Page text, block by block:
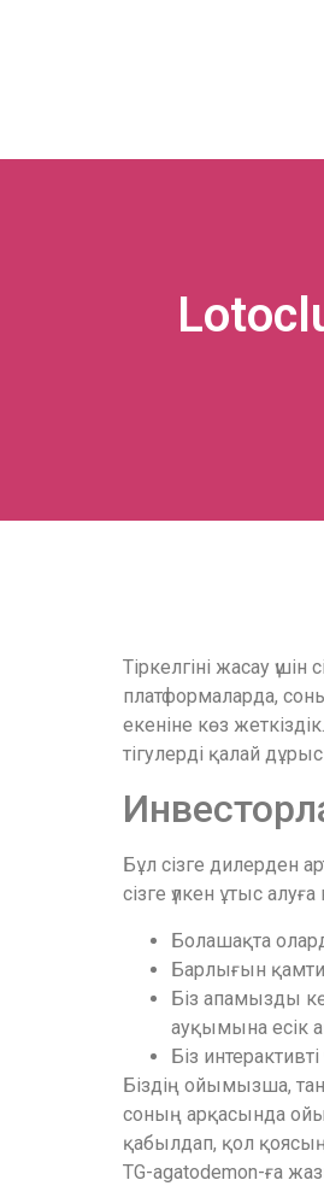
Тіркелгіні жасау
платформаларда,
екеніне көз
тігулерді қалай дұрыс
Бұл сізге дилерден
сізге үлкен ұтыс
Болашақта
Барлығын
Біз апамызды
ауқымына есік
Біз
Біздің ойымызша,
соның арқасында
қабылдап, қол
TG-agatodemon-ға